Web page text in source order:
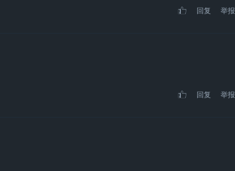
回复 举报
回复 举报